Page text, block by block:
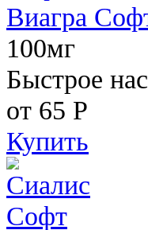
Виагра
100мг
Быстрое
от 65 Р
Купить